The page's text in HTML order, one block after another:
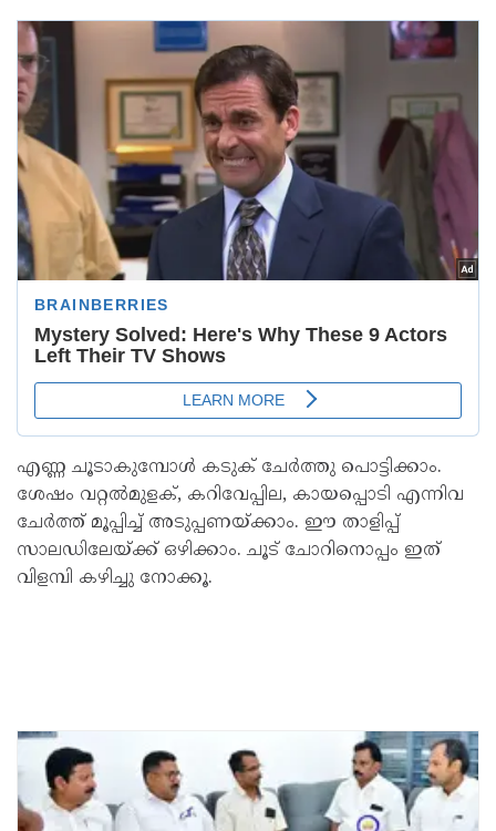
എണ്ണ ചൂടാകുമ്പോൾ കടുക് ചേർത്തു പൊട്ടിക്കാം.
ശേഷം വറ്റൽമുളക്, കറിവേപ്പില, കായപ്പൊടി എന്നിവ
ചേർത്ത് മൂപ്പിച്ച് അടുപ്പണയ്ക്കാം. ഈ താളിപ്പ്
സാലഡിലേയ്ക്ക് ഒഴിക്കാം. ചൂട് ചോറിനൊപ്പം ഇത്
വിളമ്പി കഴിച്ചു നോക്കൂ.